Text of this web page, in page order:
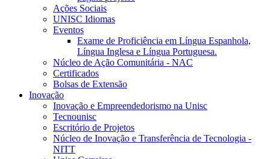
Ações Sociais
UNISC Idiomas
Eventos
Exame de Proficiência em Língua Espanhola,
Língua Inglesa e Língua Portuguesa.
Núcleo de Ação Comunitária - NAC
Certificados
Bolsas de Extensão
Inovação
Inovação e Empreendedorismo na Unisc
Tecnounisc
Escritório de Projetos
Núcleo de Inovação e Transferência de Tecnologia -
NITT